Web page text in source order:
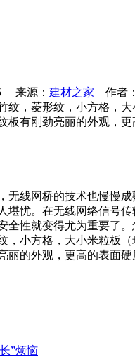
来源： 建材之家 作者
纹，菱形纹，小方格，
板有刚劲亮丽的外观，
无线网桥的技术也慢慢
堪忧。在无线网络信号
全性就变得尤为重要了。
，小方格，大小米粒板
的外观，更高的表面
”烦恼